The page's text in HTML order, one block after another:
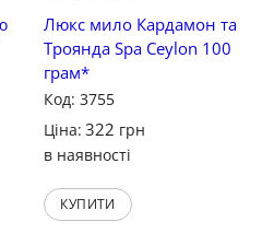
Люкс мило Кардамон та
Троянда Spa Ceylon 100
грам*
Код: 3755
Ціна: 322 грн
в наявності
КУПИТИ